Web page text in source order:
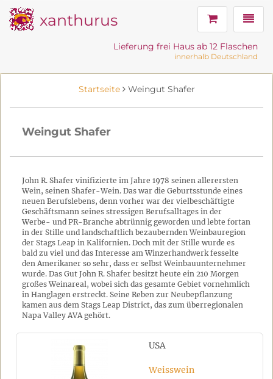
xanthurus
Lieferung frei Haus ab 12 Flaschen
innerhalb Deutschland
Startseite Weingut Shafer
Weingut Shafer
John R. Shafer vinifizierte im Jahre 1978 seinen allerersten
Wein, seinen Shafer-Wein. Das war die Geburtsstunde eines
neuen Berufslebens, denn vorher war der vielbeschäftigte
Geschäftsmann seines stressigen Berufsalltages in der
Werbe- und PR-Branche abtrünnig geworden und lebte fortan
in der Stille und landschaftlich bezaubernden Weinbauregion
der Stags Leap in Kalifornien. Doch mit der Stille wurde es
bald zu viel und das Interesse am Winzerhandwerk fesselte
den Amerikaner so sehr, dass er selbst Weinbauunternehmer
wurde. Das Gut John R. Shafer besitzt heute ein 210 Morgen
großes Weinareal, wobei sich das gesamte Gebiet vornehmlich
in Hanglagen erstreckt. Seine Reben zur Neubepflanzung
kamen aus dem Stags Leap District, das zum überregionalen
Napa Valley AVA gehört.
USA
Weisswein